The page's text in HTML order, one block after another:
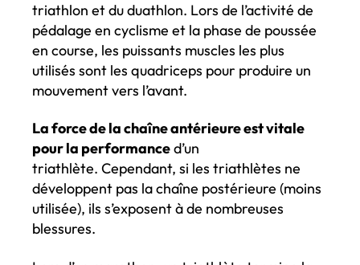
triathlon et du duathlon. Lors de l’activité de
pédalage en cyclisme et la phase de poussée
en course, les puissants muscles les plus
utilisés sont les quadriceps pour produire un
mouvement vers l’avant.
La force de la chaîne antérieure est vitale
pour la performanced’un
triathlète. Cependant, si les triathlètes ne
développent pas la chaîne postérieure (moins
utilisée), ils s’exposent à de nombreuses
blessures.